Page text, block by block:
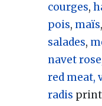
courges,
pois, maïs,
salades,
navet
red meat,
radis